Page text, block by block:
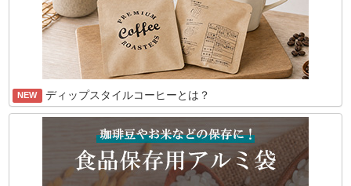
NEW ディップスタイルコーヒーとは？